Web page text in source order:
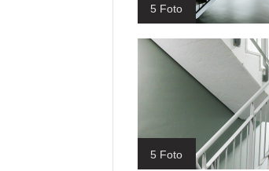
5 Foto
5 Foto